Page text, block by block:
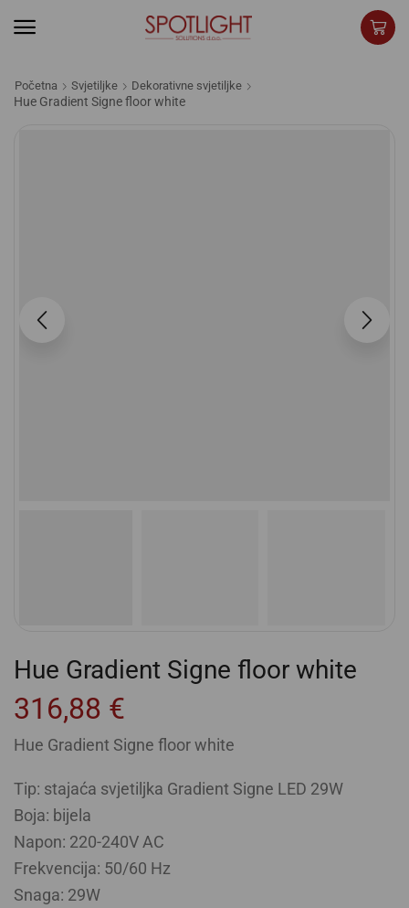
Početna Svjetiljke Dekorativne svjetiljke
Hue Gradient Signe floor white
Hue Gradient Signe floor white
316,88 €
Hue Gradient Signe floor white
Tip: stajaća svjetiljka Gradient Signe LED 29W
Boja: bijela
Napon: 220-240V AC
Frekvencija: 50/60 Hz
Snaga: 29W